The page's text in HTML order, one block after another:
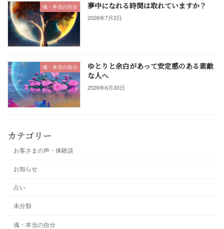
魂・本当の自分 夢中になれる時間は取れていますか？
2026年7月2日
魂・本当の自分
ゆとりと余白があって安定感のある素敵
な人へ
2026年6月30日
カテゴリー
お客さまの声・体験談
お知らせ
占い
未分類
魂・本当の自分